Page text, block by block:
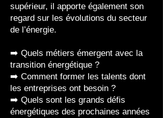
supérieur, il apporte également son
regard sur les évolutions du secteur
de l’énergie.
➡️ Quels métiers émergent avec la
transition énergétique ?
➡️ Comment former les talents dont
les entreprises ont besoin ?
➡️ Quels sont les grands défis
énergétiques des prochaines années